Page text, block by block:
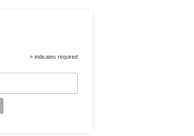
* indicates required